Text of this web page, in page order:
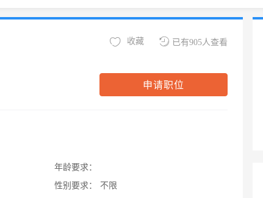
已有905人查看
收藏
申请职位
年龄要求：
性别要求：
不限